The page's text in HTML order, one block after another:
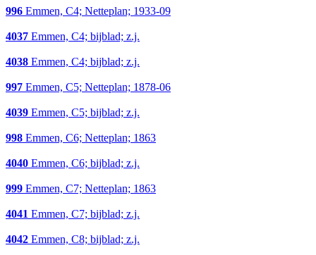
996 Emmen, C4; Netteplan; 1933-09
4037 Emmen, C4; bijblad; z.j.
4038 Emmen, C4; bijblad; z.j.
997 Emmen, C5; Netteplan; 1878-06
4039 Emmen, C5; bijblad; z.j.
998 Emmen, C6; Netteplan; 1863
4040 Emmen, C6; bijblad; z.j.
999 Emmen, C7; Netteplan; 1863
4041 Emmen, C7; bijblad; z.j.
4042 Emmen, C8; bijblad; z.j.